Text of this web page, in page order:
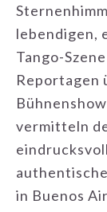
lebendigen,
Tango-
Reportagen
vermitteln
in Buenos